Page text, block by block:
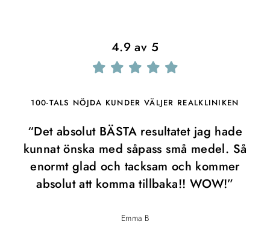
4.9 av 5
100-TALS NÖJDA KUNDER VÄLJER REALKLINIKEN
“Det absolut BÄSTA resultatet jag hade
kunnat önska med såpass små medel. Så
enormt glad och tacksam och kommer
absolut att komma tillbaka!! WOW!”
Emma B